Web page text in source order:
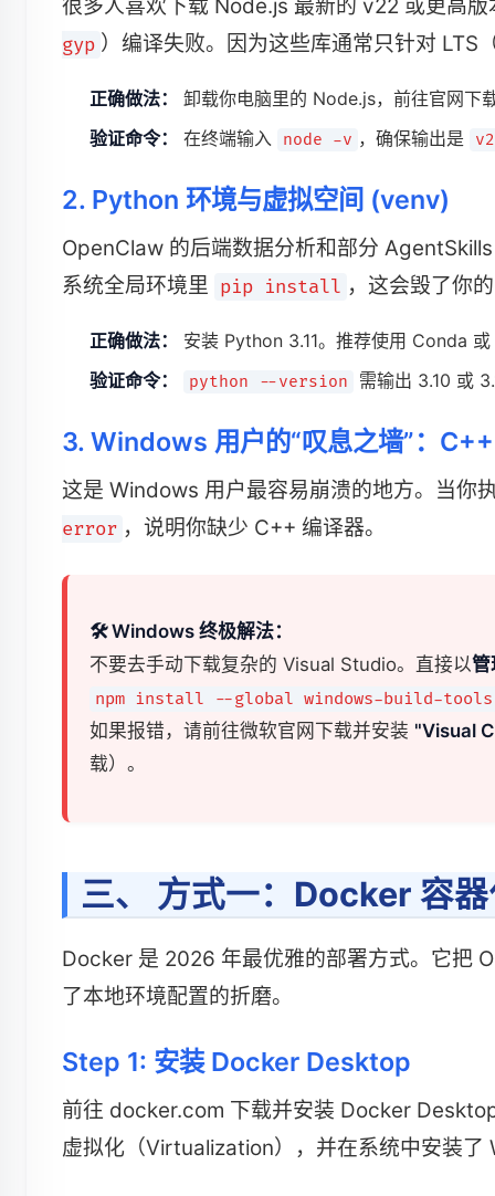
很多人喜欢下载 Node.js 最新的 v22 或更高
gyp ）编译失败。因为这些库通常只针对 LTS
正确做法：
卸载你电脑里的 Node.js，前往官网下
验证命令：
在终端输入 node -v ，确保输出是
2. Python 环境与虚拟空间 (venv)
OpenClaw 的后端数据分析和部分
系统全局环境里 pip install ，这会毁了你
正确做法：
安装 Python 3.11。推荐使用 Conda
验证命令：
python --version 需输出 3.10 或
3. Windows 用户的“叹息之墙”：
这是 Windows 用户最容易崩溃的地方。当你
error ，说明你缺少 C++ 编译器。
🛠️ Windows 终极解法：
不要去手动下载复杂的 Visual Studio。直接以管
npm install --global windows-build-tools
如果报错，请前往微软官网下载并安装 "Visual
载）。
三、 方式一：Docker 容
Docker 是 2026 年最优雅的部署方式。它把
了本地环境配置的折磨。
Step 1: 安装 Docker Desktop
前往 docker.com 下载并安装 Docker
虚拟化（Virtualization），并在系统中安装